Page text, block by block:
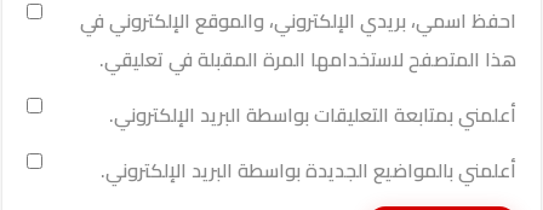
احفظ اسمي، بريدي الإلكتروني، والموقع الإلكتروني في
هذا المتصفح لاستخدامها المرة المقبلة في تعليقي.
أعلمني بمتابعة التعليقات بواسطة البريد الإلكتروني.
أعلمني بالمواضيع الجديدة بواسطة البريد الإلكتروني.